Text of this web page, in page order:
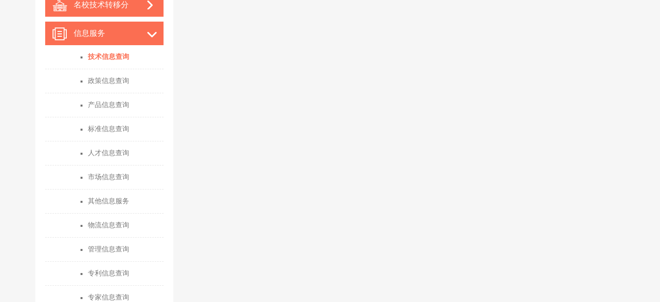
名校技术转移分
中心
信息服务
技术信息查询
政策信息查询
产品信息查询
标准信息查询
人才信息查询
市场信息查询
其他信息服务
物流信息查询
管理信息查询
专利信息查询
专家信息查询